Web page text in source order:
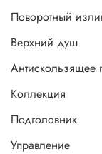
Поворотный
Верхний душ
Антискользящее
Коллекция
Подголовник
Управление